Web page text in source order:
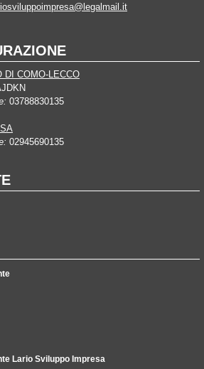
DI COMO-LECCO
03788830135
02945690135
Lario Sviluppo Impresa